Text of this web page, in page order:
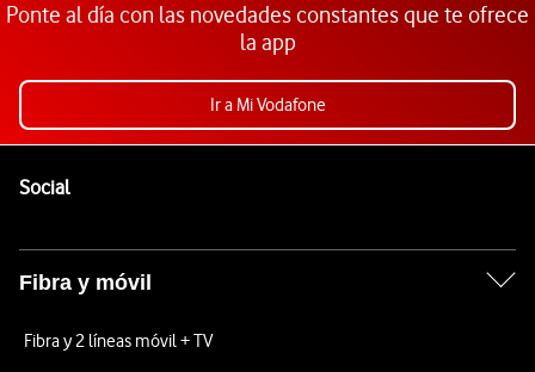
Ponte al día con las novedades constantes que te ofrece
la app
Ir a Mi Vodafone
SocialEnlaces a las redes sociales de Vodafone
Fibra y móvil
Fibra y 2 líneas móvil + TV